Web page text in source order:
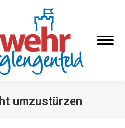
umzustürzen